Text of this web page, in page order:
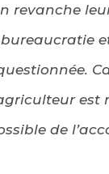
revanche
est
de